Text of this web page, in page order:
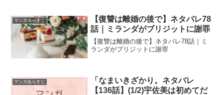
マンガあらすじ
【復讐は離婚の後で】ネタバレ78
話｜ミランダがブリジットに謝罪
【復讐は離婚の後で】ネタバレ78話｜ミ
ランダがブリジットに謝罪
マンガあらすじ
「なまいきざかり。ネタバレ
【136話】(1/2)宇佐美は初めてだ